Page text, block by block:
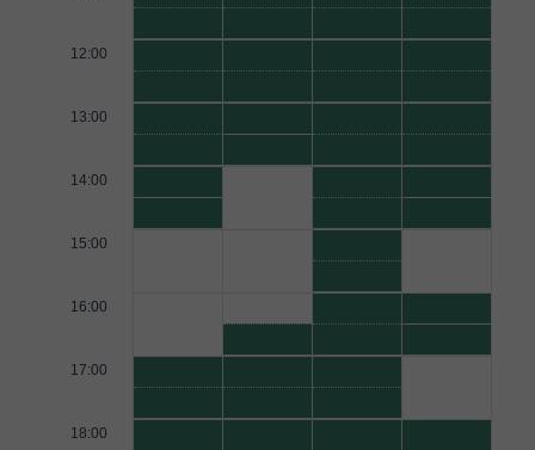
12:00
13:00
14:00
15:00
16:00
17:00
18:00